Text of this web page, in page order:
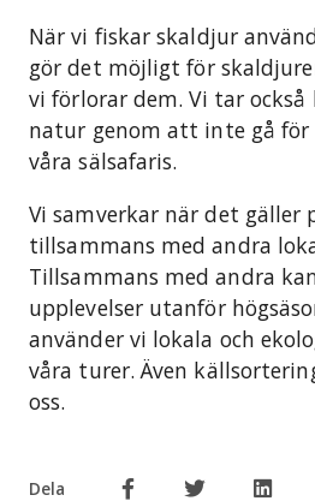
När vi fiskar skaldjur
gör det möjligt för
vi förlorar dem. Vi tar
natur genom att inte gå för
våra sälsafaris.
Vi samverkar när det gäller
tillsammans med andra
Tillsammans med andra
upplevelser utanför
använder vi lokala och
våra turer. Även
oss.
Dela